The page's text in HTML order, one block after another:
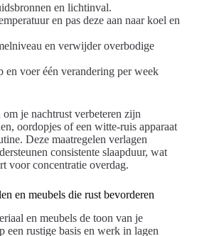
en lichtinval.
en pas deze aan naar koel en
en verwijder overbodige
en voer één verandering per week
je nachtrust verbeteren zijn
oordopjes of een witte-ruis apparaat
Deze maatregelen verlagen
consistente slaapduur, wat
voor concentratie overdag.
en meubels die rust bevorderen
en meubels de toon van je
een rustige basis en werk in lagen